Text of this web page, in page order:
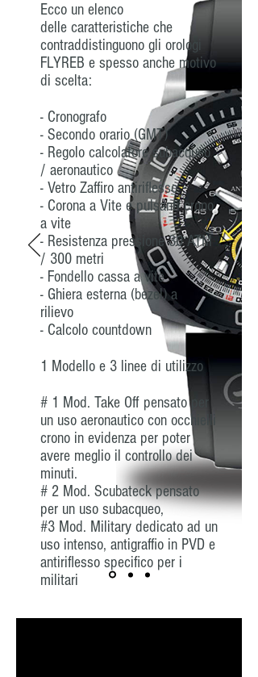
Ecco un elenco
delle caratteristiche che
contraddistinguono gli orologi
FLYREB e spesso anche motivo
di scelta:
- Cronografo
- Secondo orario (GMT)
- Regolo calcolatore subacqueo
/ aeronautico
- Vetro Zaffiro antiriflesso
- Corona a Vite e pulsanti crono
a vite
- Resistenza pressione 30 ATM
/ 300 metri
- Fondello cassa a vite
- Ghiera esterna (bezel) a
rilievo
- Calcolo countdown
1 Modello e 3 linee di utilizzo
# 1 Mod. Take Off pensato per
un uso aeronautico con occhielli
crono in evidenza per poter
avere meglio il controllo dei
minuti.
# 2 Mod. Scubateck pensato
per un uso subacqueo,
#3 Mod. Military dedicato ad un
uso intenso, antigraffio in PVD e
antiriflesso specifico per i
militari